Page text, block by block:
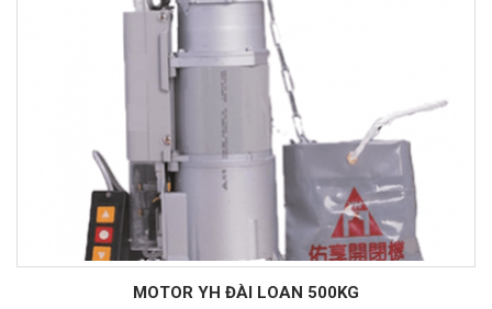
MOTOR YH ĐÀI LOAN 500KG